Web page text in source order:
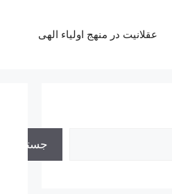
عقلانیت در منهج اولیاء الهی
جستجو